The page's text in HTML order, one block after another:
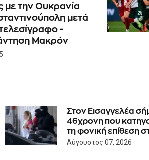
με την Ουκρανία
μετά
-
Μακρόν
Στον Εισαγγελέα
46χρονη που
τη φονική επίθεση
Αύγουστος 07, 2026